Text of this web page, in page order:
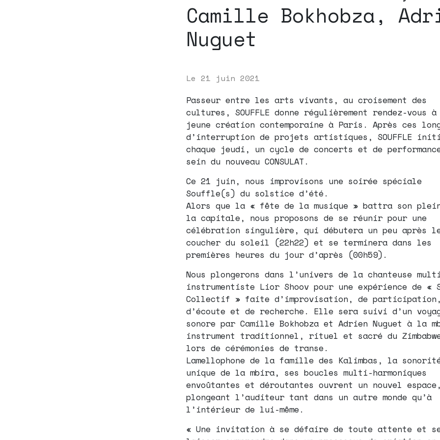
Camille Bokhobza,
Nuguet
Le 21 juin 2021
Passeur entre les arts vivants, au croisement des
cultures, SOUFFLE donne régulièrement rendez-vous
jeune création contemporaine à Paris. Après ces
d’interruption de projets artistiques, SOUFFLE
chaque jeudi, un cycle de concerts et de
sein du nouveau CONSULAT.
Ce 21 juin, nous improvisons une soirée spéciale
Souffle(s) du solstice d’été.
Alors que la « fête de la musique » battra son
la capitale, nous proposons de se réunir pour une
célébration singulière, qui débutera un peu après
coucher du soleil (22h22) et se terminera dans les
premières heures du jour d’après (00h59).
Nous plongerons dans l’univers de la chanteuse
instrumentiste Lior Shoov pour une expérience de «
Collectif » faite d’improvisation, de participation,
d’écoute et de recherche. Elle sera suivi d’un
sonore par Camille Bokhobza et Adrien Nuguet à la
instrument traditionnel, rituel et sacré du
lors de cérémonies de transe.
Lamellophone de la famille des Kalimbas, la
unique de la mbira, ses boucles multi-harmoniques
envoûtantes et déroutantes ouvrent un nouvel espace,
plongeant l’auditeur tant dans un autre monde qu’à
l’intérieur de lui-même.
« Une invitation à se défaire de toute attente et